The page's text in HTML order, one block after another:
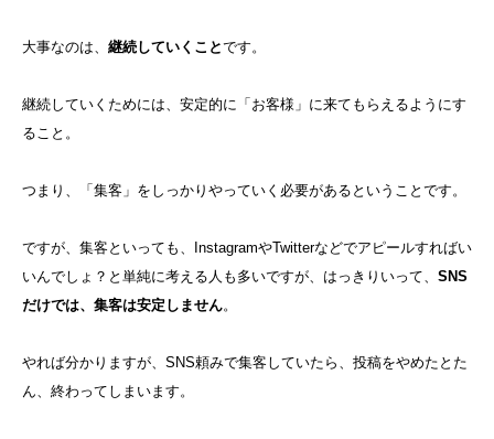
大事なのは、 継続していくことです。
継続していくためには、安定的に「お客様」に来てもらえるようにす
ること。
つまり、「集客」をしっかりやっていく必要があるということです。
ですが、集客といっても、InstagramやTwitterなどでアピールすればい
いんでしょ？と単純に考える人も多いですが、はっきりいって、 SNS
だけでは、集客は安定しません。
やれば分かりますが、SNS頼みで集客していたら、投稿をやめたとた
ん、終わってしまいます。